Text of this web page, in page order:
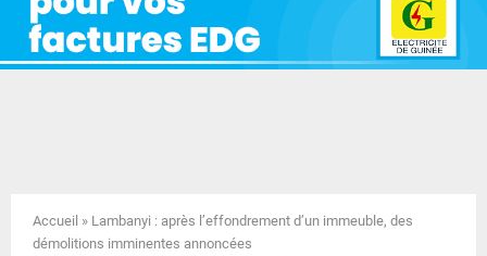
Y
N
Accueil » Lambanyi : après l’effondrement d’un immeuble, des
démolitions imminentes annoncées